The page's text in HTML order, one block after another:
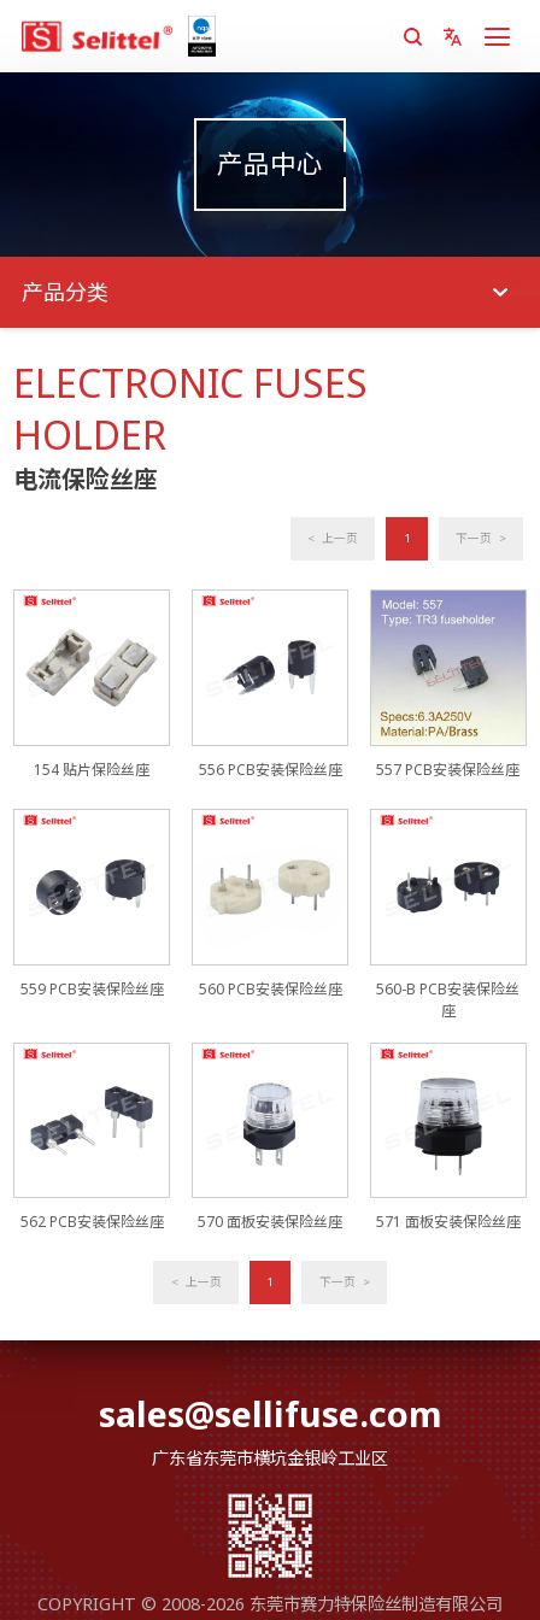
产品中心
产品分类
ELECTRONIC FUSES
HOLDER
电流保险丝座
< 上一页 1 下一页 >
154 贴片保险丝座 556 PCB安装保险丝座 557 PCB安装保险丝座
559 PCB安装保险丝座 560 PCB安装保险丝座
560-B PCB安装保险丝
座
562 PCB安装保险丝座 570 面板安装保险丝座 571 面板安装保险丝座
< 上一页 1 下一页 >
sales@sellifuse.com
广东省东莞市横坑金银岭工业区
COPYRIGHT © 2008-2026 东莞市赛力特保险丝制造有限公司